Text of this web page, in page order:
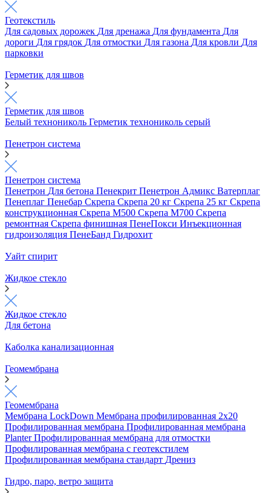
Геотекстиль
Для садовых дорожек Для дренажа Для фундамента Для
дороги Для грядок Для отмостки Для газона Для кровли Для
парковки
Герметик для швов
Герметик для швов
Белый технониколь Герметик технониколь серый
Пенетрон система
Пенетрон система
Пенетрон Для бетона Пенекрит Пенетрон Адмикс Ватерплаг
Пенеплаг Пенебар Скрепа Скрепа 20 кг Скрепа 25 кг Скрепа
конструкционная Скрепа М500 Скрепа М700 Скрепа
ремонтная Скрепа финишная ПенеПокси Инъекционная
гидроизоляция ПенеБанд Гидрохит
Уайт спирит
Жидкое стекло
Жидкое стекло
Для бетона
Каболка канализационная
Геомембрана
Геомембрана
Мембрана LockDown Мембрана профилированная 2х20
Профилированная мембрана Профилированная мембрана
PlanterПрофилированная мембрана для отмостки
Профилированная мембрана с геотекстилем
Профилированная мембрана стандарт Дрениз
Гидро, паро, ветро защита